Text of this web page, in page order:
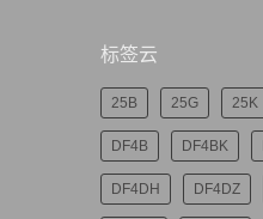
标签云
25B 25G 25K
DF4B DF4BK
DF4DH DF4DZ